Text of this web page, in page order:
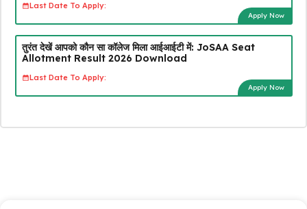
Last Date To Apply:
Apply Now
तुरंत देखें आपको कौन सा कॉलेज मिला आईआईटी में: JoSAA Seat
Allotment Result 2026 Download
Last Date To Apply:
Apply Now